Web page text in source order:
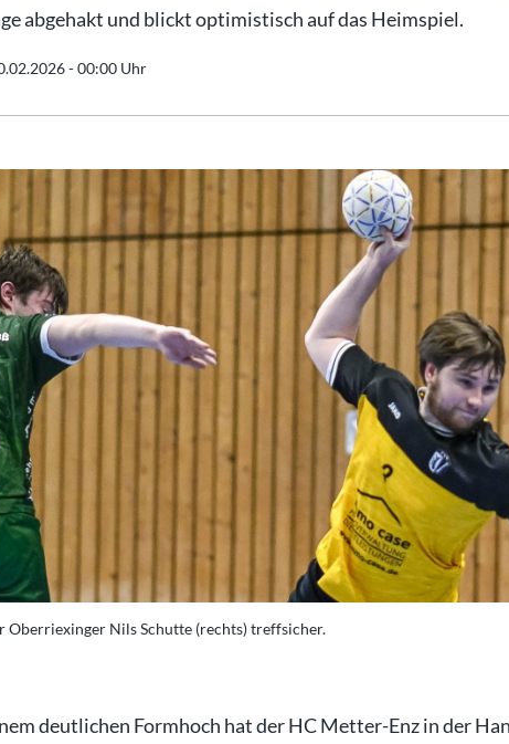
abgehakt und blickt optimistisch auf das Heimspiel.
- 00:00 Uhr
Oberriexinger Nils Schutte (rechts) treffsicher.
deutlichen Formhoch hat der HC Metter-Enz in der